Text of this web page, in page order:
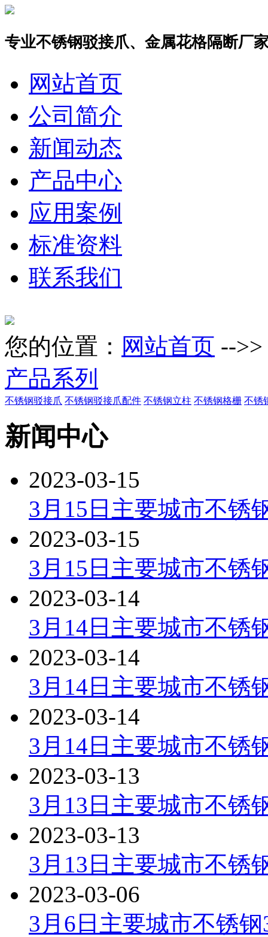
专业不锈钢驳接爪、金属花格隔断厂
网站首页
公司简介
新闻动态
产品中心
应用案例
标准资料
联系我们
您的位置： 网站首页 -->>
产品系列
不锈钢驳接爪 不锈钢驳接爪配件 不锈钢立柱 不锈钢格栅 不锈
新闻中心
2023-03-15
3月15日主要城市不锈
2023-03-15
3月15日主要城市不锈
2023-03-14
3月14日主要城市不锈
2023-03-14
3月14日主要城市不锈
2023-03-14
3月14日主要城市不锈
2023-03-13
3月13日主要城市不锈
2023-03-13
3月13日主要城市不锈
2023-03-06
3月6日主要城市不锈